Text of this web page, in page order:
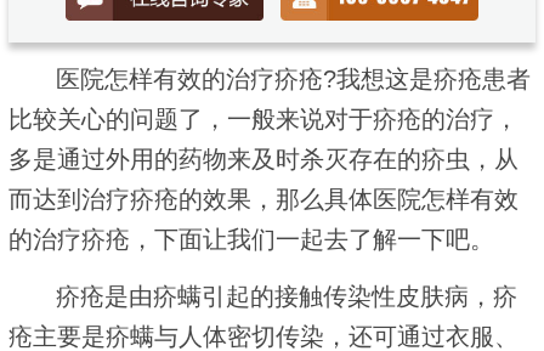
医院怎样有效的治疗疥疮?我想这是疥疮患者
比较关心的问题了，一般来说对于疥疮的治疗，
多是通过外用的药物来及时杀灭存在的疥虫，从
而达到治疗疥疮的效果，那么具体医院怎样有效
的治疗疥疮，下面让我们一起去了解一下吧。
疥疮是由疥螨引起的接触传染性皮肤病，疥
疮主要是疥螨与人体密切传染，还可通过衣服、